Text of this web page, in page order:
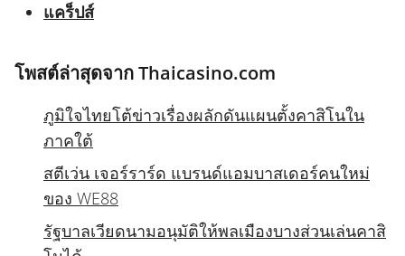
แคร็ปส์
โพสต์ล่าสุดจาก Thaicasino.com
ภูมิใจไทยโต้ข่าวเรื่องผลักดันแผนตั้งคาสิโนใน
ภาคใต้
สตีเว่น เจอร์ราร์ด แบรนด์แอมบาสเดอร์คนใหม่
ของ WE88
รัฐบาลเวียดนามอนุมัติให้พลเมืองบางส่วนเล่นคาสิ